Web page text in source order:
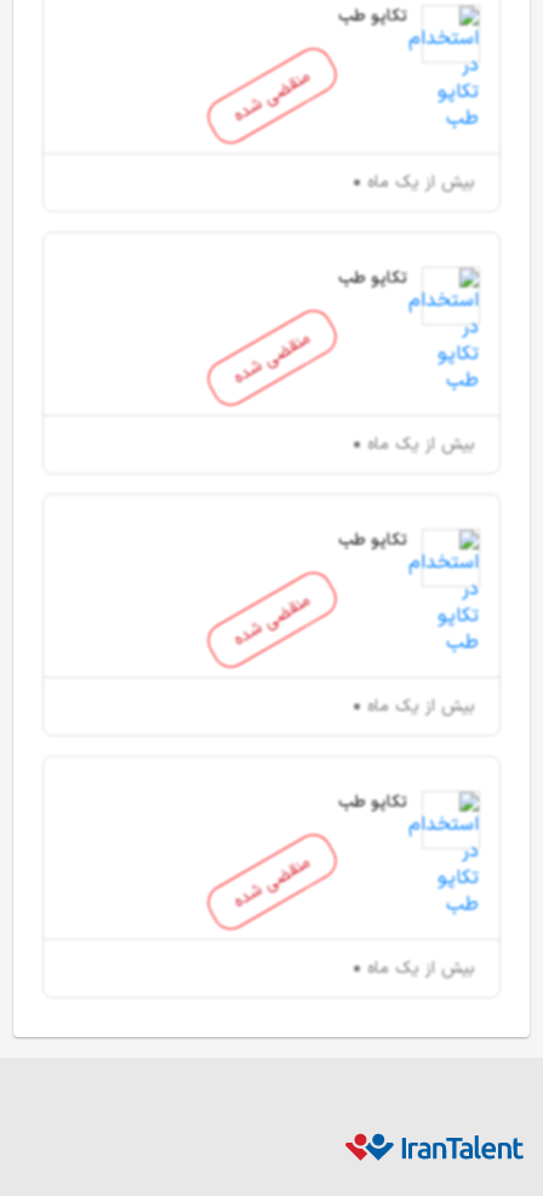
منقضی شده
تکاپو طب
بیش از یک ماه
منقضی شده
تکاپو طب
بیش از یک ماه
منقضی شده
تکاپو طب
بیش از یک ماه
منقضی شده
تکاپو طب
بیش از یک ماه